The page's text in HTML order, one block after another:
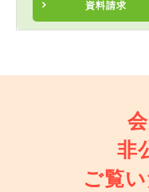
資料請求
非
ご覧